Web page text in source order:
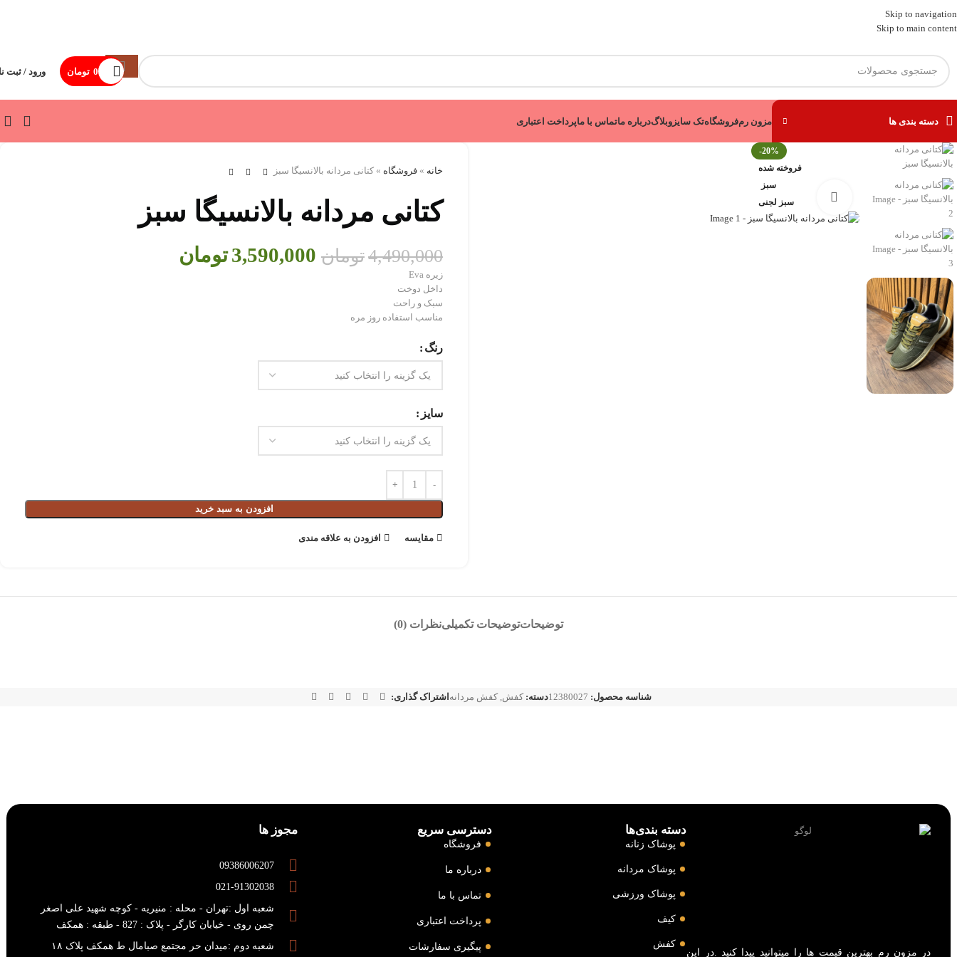
Skip to navigation
Skip to main content
0 تومان ورود / ثبت
دسته بندی ها مزون رمفروشگاهتک سایز وبلاگدرباره ماتماس با ماپرداخت اعتباری
-20%
فروخته شده
سبز
سبز لجنی
برای بزرگنمایی کلیک کنید
خانه » فروشگاه » کتانی مردانه بالانسیگا سبز
کتانی مردانه بالانسیگا سبز
4,490,000تومان 3,590,000تومان
زیره Eva
داخل دوخت
سبک و راحت
مناسب استفاده روز مره
رنگ
سایز
افزودن به سبد خرید
مقايسه افزودن به علاقه مندی
توضیحاتتوضیحات تکمیلینظرات (0)
شناسه محصول: 12380027دسته: کفش, کفش مردانه اشتراک گذاری:
در مزون رم بهترین قیمت ها را میتوانید پیدا کنید .در این
دسته بندی‌ها
پوشاک زنانه
پوشاک مردانه
پوشاک ورزشی
کیف
کفش
دسترسی سریع
فروشگاه
درباره ما
تماس با ما
پرداخت اعتباری
پیگیری سفارشات
مجوز ها
09386006207
021-91302038
شعبه اول :تهران - محله : منیریه - کوچه شهید علی اصغر
چمن روی - خیابان کارگر - پلاک : 827 - طبقه : همکف
شعبه دوم :میدان حر مجتمع صبامال ط همکف پلاک ۱۸